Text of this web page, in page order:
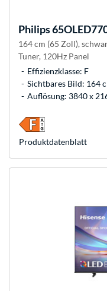
Philips
164 cm (65 Zoll),
Tuner, 120Hz Panel
Effizienzklasse: F
Sichtbares Bild: 164
Auflösung: 3840 x
Produkt­datenblatt